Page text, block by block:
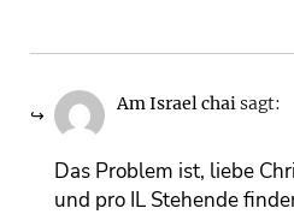
Am Israel chaisagt:
Das Problem ist, liebe
und pro IL Stehende